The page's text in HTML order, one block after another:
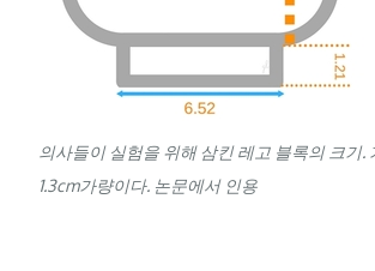
의사들이 실험을 위해 삼킨 레고 블록의 크기.
1.3cm가량이다. 논문에서 인용